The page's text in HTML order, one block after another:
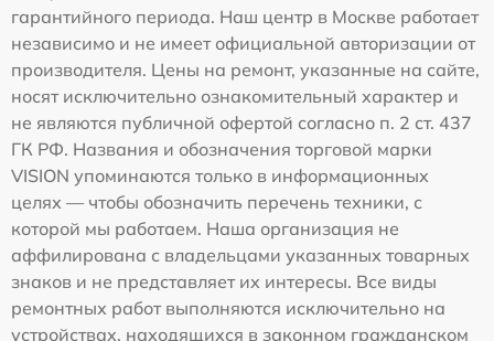
гарантийного периода. Наш центр в Москве работает
независимо и не имеет официальной авторизации от
производителя. Цены на ремонт, указанные на сайте,
носят исключительно ознакомительный характер и
не являются публичной офертой согласно п. 2 ст. 437
ГК РФ. Названия и обозначения торговой марки
VISION упоминаются только в информационных
целях — чтобы обозначить перечень техники, с
которой мы работаем. Наша организация не
аффилирована с владельцами указанных товарных
знаков и не представляет их интересы. Все виды
ремонтных работ выполняются исключительно на
устройствах, находящихся в законном гражданском